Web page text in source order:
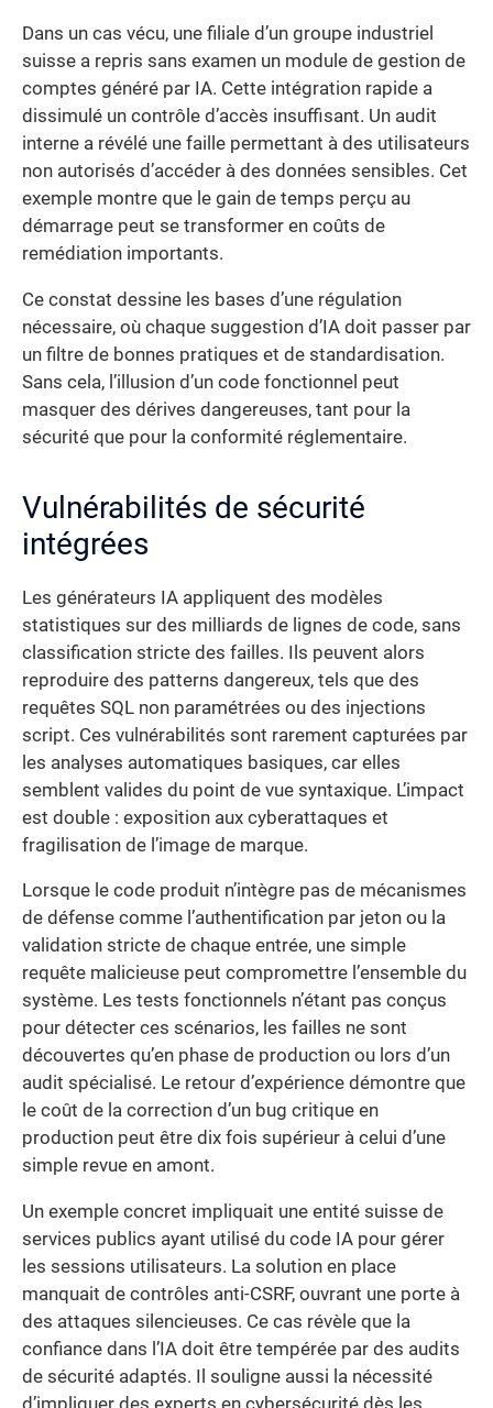
Dans un cas vécu, une filiale d’un groupe industriel
suisse a repris sans examen un module de gestion de
comptes généré par IA. Cette intégration rapide a
dissimulé un contrôle d’accès insuffisant. Un audit
interne a révélé une faille permettant à des utilisateurs
non autorisés d’accéder à des données sensibles. Cet
exemple montre que le gain de temps perçu au
démarrage peut se transformer en coûts de
remédiation importants.
Ce constat dessine les bases d’une régulation
nécessaire, où chaque suggestion d’IA doit passer par
un filtre de bonnes pratiques et de standardisation.
Sans cela, l’illusion d’un code fonctionnel peut
masquer des dérives dangereuses, tant pour la
sécurité que pour la conformité réglementaire.
Vulnérabilités de sécurité
intégrées
Les générateurs IA appliquent des modèles
statistiques sur des milliards de lignes de code, sans
classification stricte des failles. Ils peuvent alors
reproduire des patterns dangereux, tels que des
requêtes SQL non paramétrées ou des injections
script. Ces vulnérabilités sont rarement capturées par
les analyses automatiques basiques, car elles
semblent valides du point de vue syntaxique. L’impact
est double : exposition aux cyberattaques et
fragilisation de l’image de marque.
Lorsque le code produit n’intègre pas de mécanismes
de défense comme l’authentification par jeton ou la
validation stricte de chaque entrée, une simple
requête malicieuse peut compromettre l’ensemble du
système. Les tests fonctionnels n’étant pas conçus
pour détecter ces scénarios, les failles ne sont
découvertes qu’en phase de production ou lors d’un
audit spécialisé. Le retour d’expérience démontre que
le coût de la correction d’un bug critique en
production peut être dix fois supérieur à celui d’une
simple revue en amont.
Un exemple concret impliquait une entité suisse de
services publics ayant utilisé du code IA pour gérer
les sessions utilisateurs. La solution en place
manquait de contrôles anti-CSRF, ouvrant une porte à
des attaques silencieuses. Ce cas révèle que la
confiance dans l’IA doit être tempérée par des audits
de sécurité adaptés. Il souligne aussi la nécessité
d’impliquer des experts en cybersécurité dès les